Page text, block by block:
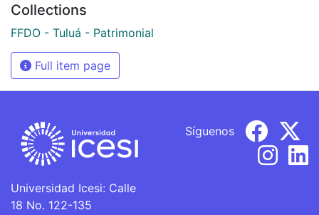
Collections
FFDO - Tuluá - Patrimonial
Full item page
Universidad Icesi: Calle
18 No. 122-135
Síguenos